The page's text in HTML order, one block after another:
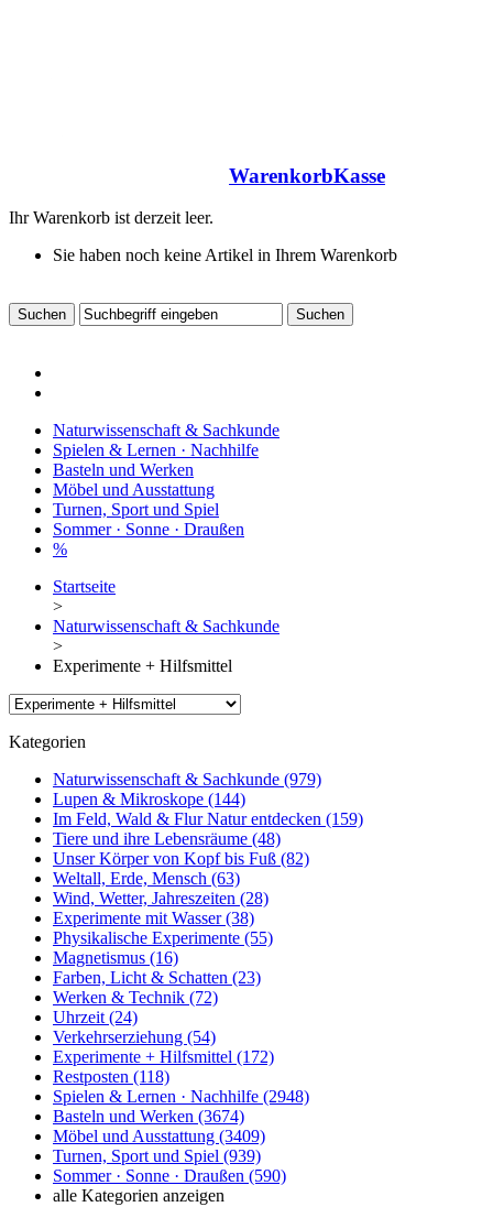
WarenkorbKasse
Ihr Warenkorb ist derzeit leer.
Sie haben noch keine Artikel in Ihrem Warenkorb
Naturwissenschaft & Sachkunde
Spielen & Lernen · Nachhilfe
Basteln und Werken
Möbel und Ausstattung
Turnen, Sport und Spiel
Sommer · Sonne · Draußen
%
Startseite
>
Naturwissenschaft & Sachkunde
>
Experimente + Hilfsmittel
Kategorien
Naturwissenschaft & Sachkunde (979)
Lupen & Mikroskope (144)
Im Feld, Wald & Flur Natur entdecken (159)
Tiere und ihre Lebensräume (48)
Unser Körper von Kopf bis Fuß (82)
Weltall, Erde, Mensch (63)
Wind, Wetter, Jahreszeiten (28)
Experimente mit Wasser(38)
Physikalische Experimente (55)
Magnetismus (16)
Farben, Licht & Schatten (23)
Werken & Technik (72)
Uhrzeit(24)
Verkehrserziehung (54)
Experimente + Hilfsmittel (172)
Restposten (118)
Spielen & Lernen · Nachhilfe (2948)
Basteln und Werken (3674)
Möbel und Ausstattung (3409)
Turnen, Sport und Spiel (939)
Sommer · Sonne · Draußen (590)
alle Kategorien anzeigen